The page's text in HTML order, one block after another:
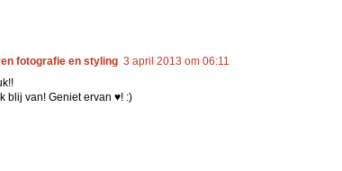
fotografie en styling 3 april 2013 om 06:11
blij van! Geniet ervan ♥! :)